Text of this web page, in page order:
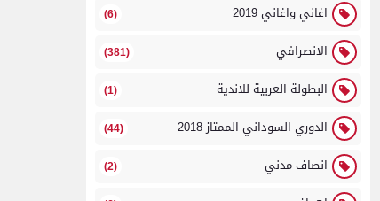
اغاني واغاني 2019 (6)
الانصرافي (381)
البطولة العربية للاندية (1)
الدوري السوداني الممتاز 2018 (44)
انصاف مدني (2)